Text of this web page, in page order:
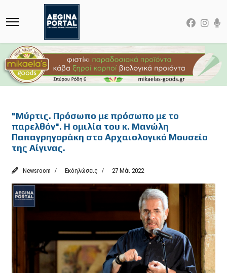
"Μύρτις. Πρόσωπο με πρόσωπο με το
παρελθόν". Η ομιλία του κ. Μανώλη
Παπαγρηγοράκη στο Αρχαιολογικό Μουσείο
της Αίγινας.
Newsroom Εκδηλώσεις 27 Μάι 2022